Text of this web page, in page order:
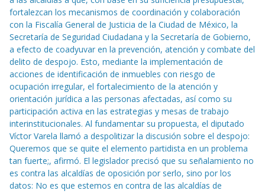
fortalezcan los mecanismos de coordinación y colaboración
con la Fiscalía General de Justicia de la Ciudad de México, la
Secretaría de Seguridad Ciudadana y la Secretaría de Gobierno,
a efecto de coadyuvar en la prevención, atención y combate del
delito de despojo. Esto, mediante la implementación de
acciones de identificación de inmuebles con riesgo de
ocupación irregular, el fortalecimiento de la atención y
orientación jurídica a las personas afectadas, así como su
participación activa en las estrategias y mesas de trabajo
interinstitucionales. Al fundamentar su propuesta, el diputado
Víctor Varela llamó a despolitizar la discusión sobre el despojo:
Queremos que se quite el elemento partidista en un problema
tan fuerte;, afirmó. El legislador precisó que su señalamiento no
es contra las alcaldías de oposición por serlo, sino por los
datos: No es que estemos en contra de las alcaldías de